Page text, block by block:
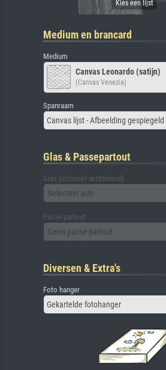
Medium en brancard
Medium
Canvas Leonardo (satijn)
(Canvas Venezia)
Spanraam
Glas & Passepartout
Glas (inclusief achterbord)
Selecteer aub
Passe-partout
Geen passe-partout
Diversen & Extra's
Foto hanger
Gekartelde fotohanger